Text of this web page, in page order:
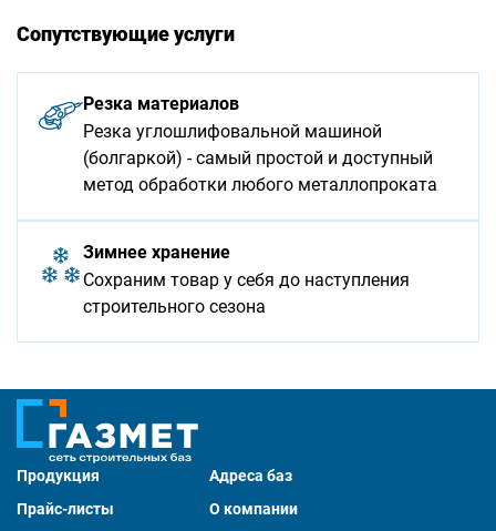
Сопутствующие услуги
Резка материалов
Резка углошлифовальной машиной
(болгаркой) - самый простой и доступный
метод обработки любого металлопроката
Зимнее хранение
Сохраним товар у себя до наступления
строительного сезона
Продукция
Адреса баз
Прайс-листы
О компании